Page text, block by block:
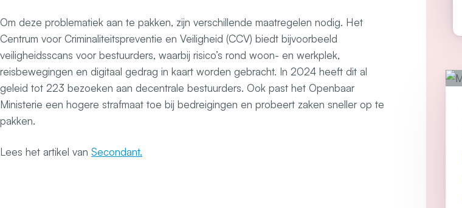
Om deze problematiek aan te pakken, zijn verschillende maatregelen nodig. Het
Centrum voor Criminaliteitspreventie en Veiligheid (CCV) biedt bijvoorbeeld
veiligheidsscans voor bestuurders, waarbij risico’s rond woon- en werkplek,
reisbewegingen en digitaal gedrag in kaart worden gebracht. In 2024 heeft dit al
geleid tot 223 bezoeken aan decentrale bestuurders. Ook past het Openbaar
Ministerie een hogere strafmaat toe bij bedreigingen en probeert zaken sneller op te
pakken.
Lees het artikel van Secondant.